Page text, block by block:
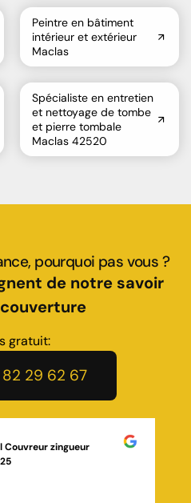
Peintre en bâtiment
intérieur et extérieur
Maclas
Spécialiste en entretien
et nettoyage de tombe
et pierre tombale
Maclas 42520
pourquoi pas vous ?
de notre savoir
gratuit:
29 62 67